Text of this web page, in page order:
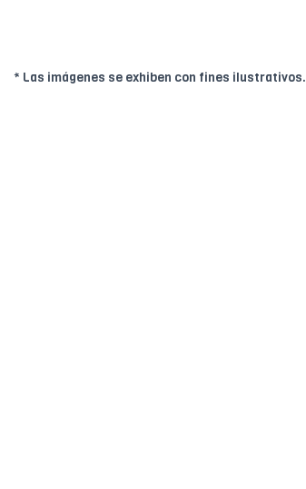
* Las imágenes se exhiben con fines ilustrativos.